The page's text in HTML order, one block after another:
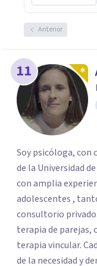
Anterior
11
Soy psicóloga, con
de la Universidad
con amplia
adolescentes ,
consultorio
terapia de parejas,
terapia vincular.
de la necesidad y